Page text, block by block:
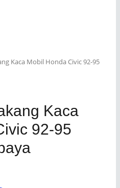
Kaca Mobil Honda Civic 92-95
Kaca
92-95